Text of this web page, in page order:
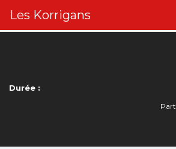
Les Korrigans
Durée :